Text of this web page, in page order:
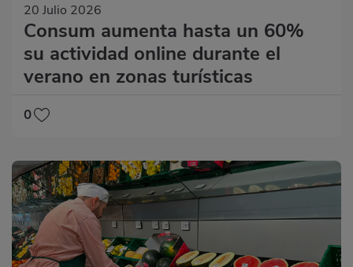
20 Julio 2026
Consum aumenta hasta un 60%
su actividad online durante el
verano en zonas turísticas
0